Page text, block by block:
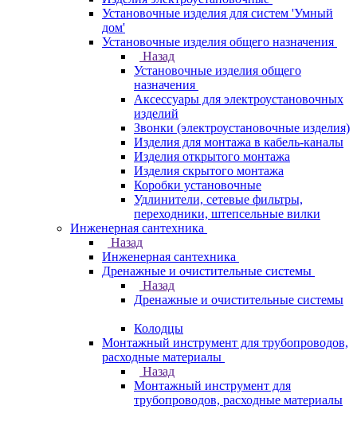
Установочные изделия для систем 'Умный
дом'
Установочные изделия общего назначения
Назад
Установочные изделия общего
назначения
Аксессуары для электроустановочных
изделий
Звонки (электроустановочные изделия)
Изделия для монтажа в кабель-каналы
Изделия открытого монтажа
Изделия скрытого монтажа
Коробки установочные
Удлинители, сетевые фильтры,
переходники, штепсельные вилки
Инженерная сантехника
Назад
Инженерная сантехника
Дренажные и очистительные системы
Назад
Дренажные и очистительные системы
Колодцы
Монтажный инструмент для трубопроводов,
расходные материалы
Назад
Монтажный инструмент для
трубопроводов, расходные материалы